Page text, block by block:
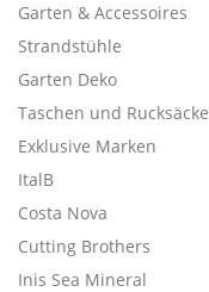
Garten & Accessoires
Strandstühle
Garten Deko
Taschen und Rucksäcke
Exklusive Marken
ItalB
Costa Nova
Cutting Brothers
Inis Sea Mineral